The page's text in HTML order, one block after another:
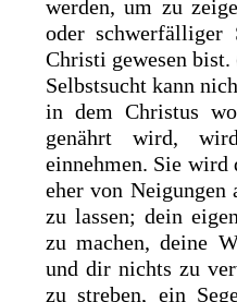
werden, um zu
oder schwerfälliger
Christi gewesen
Selbstsucht kann
in dem Christus
genährt wird,
einnehmen. Sie wird
eher von
zu lassen; dein
zu machen, deine
und dir nichts zu
zu streben, ein